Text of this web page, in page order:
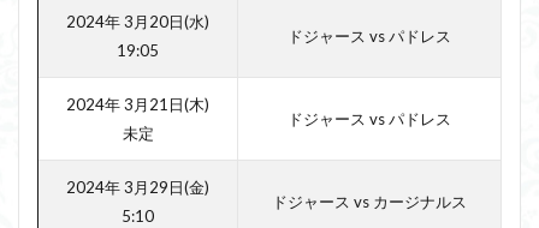
2024年 3月20日(水)
19:05
ドジャース vs パドレス
2024年 3月21日(木)
未定
ドジャース vs パドレス
2024年 3月29日(金)
5:10
ドジャース vs カージナルス